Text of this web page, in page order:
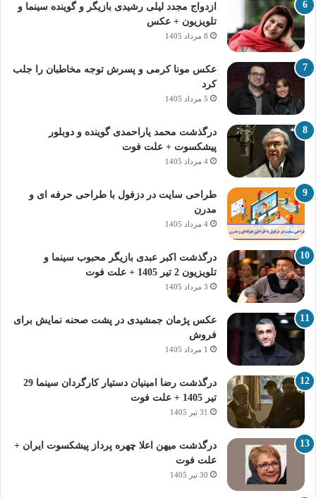
ازدواج مجدد لیلی رشیدی بازیگر و گوینده سینما و
تلویزیون + عکس
8 مرداد 1405
عکس مونا کرمی و پسرش توجه مخاطبان را جلب
کرد
5 مرداد 1405
درگذشت محمد یاراحمدی گوینده و دوبلور
پیشکسوت + علت فوت
4 مرداد 1405
طراحی سایت در دزفول با طراحی حرفه‌ ای و
مدرن
4 مرداد 1405
درگذشت اکبر عبدی بازیگر محبوب سینما و
تلویزیون 2 تیر 1405 + علت فوت
3 مرداد 1405
عکس پژمان جمشیدی در پشت صحنه نمایش برای
فروش
1 مرداد 1405
درگذشت رضا امینیان دستیار کارگردان سینما 29
تیر 1405 + علت فوت
31 تیر 1405
درگذشت میهن اعلا چهره پرداز پیشکسوت ایران +
علت فوت
30 تیر 1405